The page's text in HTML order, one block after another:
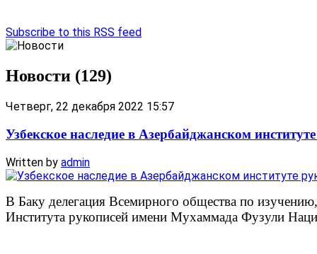
Subscribe to this RSS feed
Новости (129)
Четверг, 22 декабря 2022 15:57
Узбекское наследие в Азербайджанском
Written by admin
В Баку делегация Всемирного общества по
Института рукописей имени Мухаммада Фузули